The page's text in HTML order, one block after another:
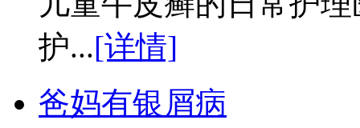
护...[详情]
爸妈有银屑病